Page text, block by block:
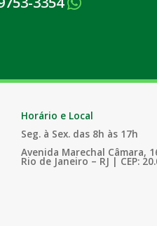
Horário e Local
Seg. à Sex. das 8h às 17h
Avenida Marechal Câmara,
Rio de Janeiro – RJ | CEP: